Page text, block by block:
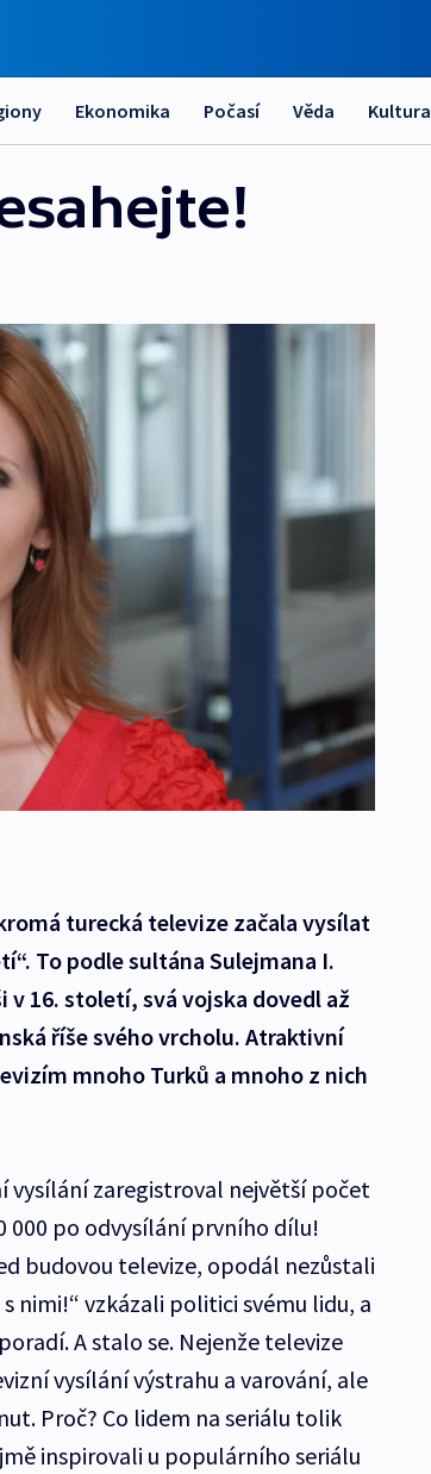
Ekonomika Počasí Věda Kultura
turecká televize začala vysílat
To podle sultána Sulejmana I.
v 16. století, svá vojska dovedl až
říše svého vrcholu. Atraktivní
mnoho Turků a mnoho z nich
vysílání zaregistroval největší počet
000 po odvysílání prvního dílu!
budovou televize, opodál nezůstali
nimi!“ vzkázali politici svému lidu, a
A stalo se. Nejenže televize
vysílání výstrahu a varování, ale
Proč? Co lidem na seriálu tolik
inspirovali u populárního seriálu